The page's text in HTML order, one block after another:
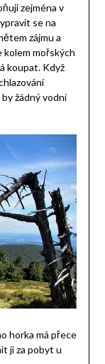
zejména v
se na
zájmu a
kolem mořských
koupat. Když
žádný vodní
horka má přece
ji za pobyt u